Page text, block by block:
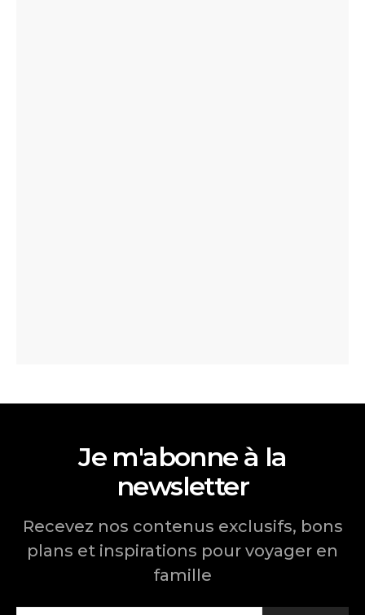
Je m'abonne à la
newsletter
Recevez nos contenus exclusifs, bons
plans et inspirations pour voyager en
famille